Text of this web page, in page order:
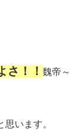
さ！！ 魏帝～
います。